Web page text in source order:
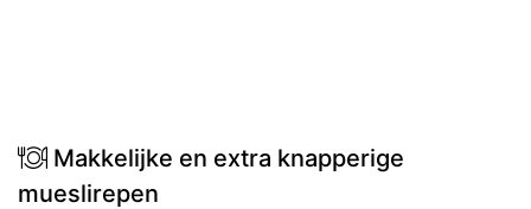
Makkelijke en extra knapperige
mueslirepen